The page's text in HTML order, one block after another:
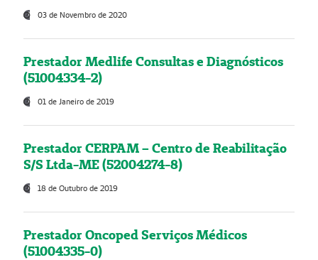
03 de Novembro de 2020
Prestador Medlife Consultas e Diagnósticos
(51004334-2)
01 de Janeiro de 2019
Prestador CERPAM – Centro de Reabilitação
S/S Ltda-ME (52004274-8)
18 de Outubro de 2019
Prestador Oncoped Serviços Médicos
(51004335-0)